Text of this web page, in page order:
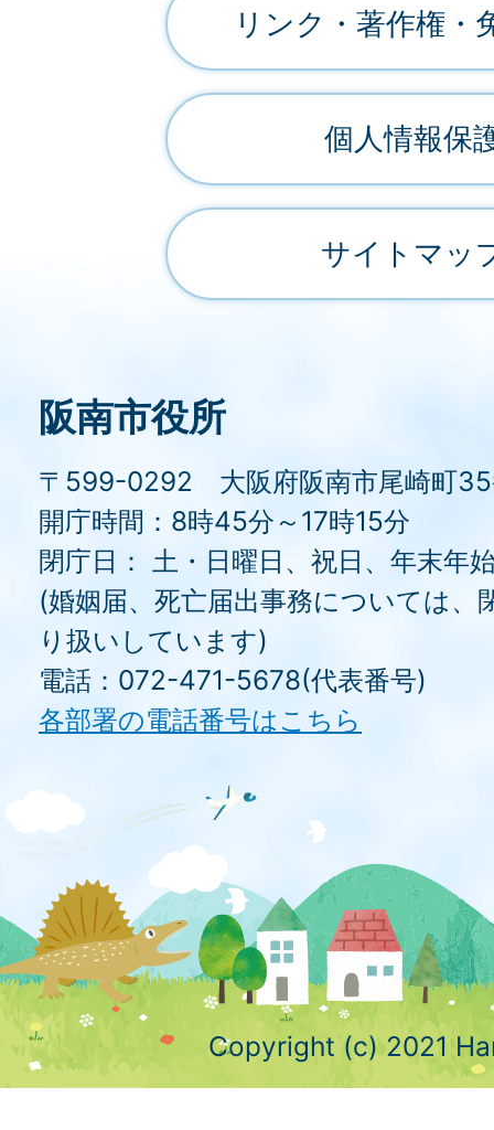
リンク・著作権・
個人情報保
サイトマッ
阪南市役所
〒599-0292 大阪府阪南市尾崎町35
開庁時間：8時45分～17時15分
閉庁日： 土・日曜日、祝日、年末年
(婚姻届、死亡届出事務については、
り扱いしています)
電話：072-471-5678(代表番号)
各部署の電話番号はこちら
Copyright (c) 2021